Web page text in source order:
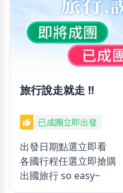
旅行說走就走 ‼️
thumb_up 已成團立即出發
出發日期點選立即看
各國行程任選立即搶購
出國旅行 so easy~